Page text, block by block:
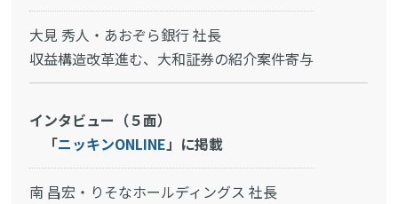
大見 秀人・あおぞら銀行 社長
収益構造改革進む、大和証券の紹介案件寄与
インタビュー（５面）
「ニッキンONLINE」に掲載
南 昌宏・りそなホールディングス 社長